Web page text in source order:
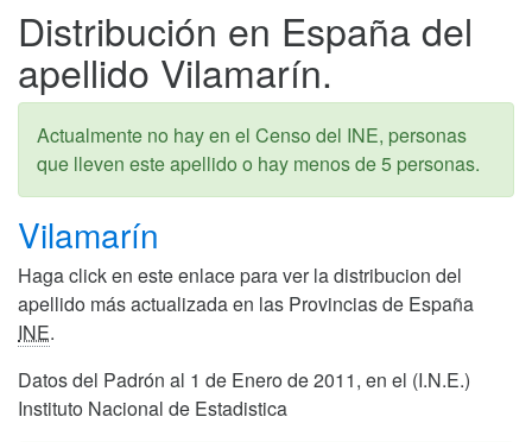
Distribución en España del
apellido Vilamarín.
Actualmente no hay en el Censo del INE, personas
que lleven este apellido o hay menos de 5 personas.
Vilamarín
Haga click en este enlace para ver la distribucion del
apellido más actualizada en las Provincias de España
INE.
Datos del Padrón al 1 de Enero de 2011, en el (I.N.E.)
Instituto Nacional de Estadistica